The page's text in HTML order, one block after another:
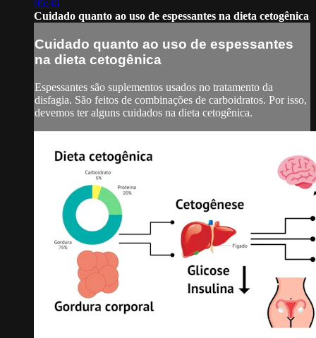
06:36
Cuidado quanto ao uso de espessantes na dieta cetogênica
Cuidado quanto ao uso de espessantes
na dieta cetogênica
Espessantes são suplementos usados no tratamento da
disfagia. São feitos de combinações de carboidratos. Por isso,
devemos ter alguns cuidados na dieta cetogênica.